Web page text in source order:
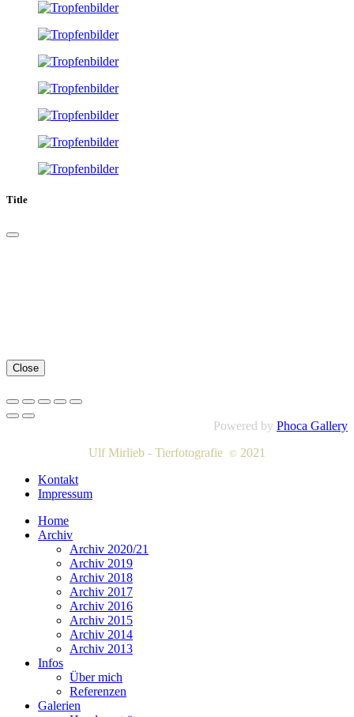
Title
Close
Powered by Phoca Gallery
Ulf Mirlieb - Tierfotografie © 2021
Kontakt
Impressum
Home
Archiv
Archiv 2020/21
Archiv 2019
Archiv 2018
Archiv 2017
Archiv 2016
Archiv 2015
Archiv 2014
Archiv 2013
Infos
Über mich
Referenzen
Galerien